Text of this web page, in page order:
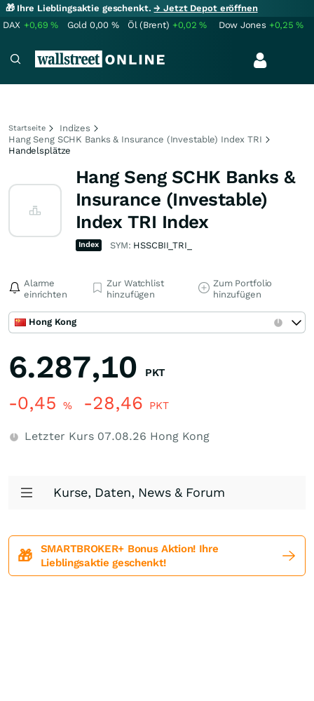
🎁 Ihre Lieblingsaktie geschenkt.→ Jetzt Depot eröffnen
DAX +0,69% Gold 0,00 % Öl (Brent) +0,02% Dow Jones +0,25%
Startseite
Indizes
Hang Seng SCHK Banks & Insurance (Investable) Index TRI
Handelsplätze
Hang Seng SCHK Banks &
Insurance (Investable)
Index TRI Index
Index SYM: HSSCBII_TRI_
Alarme
einrichten
Zur Watchlist
hinzufügen
Zum Portfolio
hinzufügen
Hong Kong
6.287,10 PKT
-0,45 % -28,46 PKT
Letzter Kurs 07.08.26 Hong Kong
Kurse, Daten, News & Forum
🎁
SMARTBROKER+ Bonus Aktion! Ihre
Lieblingsaktie geschenkt!